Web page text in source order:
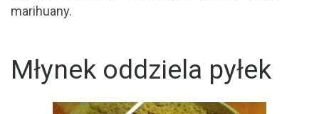
marihuany.
Młynek oddziela pyłek